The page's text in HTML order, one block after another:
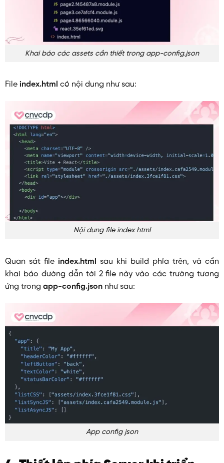
Khai báo các assets cần thiết trong app-config.json
File index.html có nội dung như sau:
Nội dung file index html
Quan sát file index.html
sau khi build phía trên, và cần
khai báo đường dẫn tới 2 file này vào các trường tương
ứng trong app-config.jsonnhư sau:
App config json